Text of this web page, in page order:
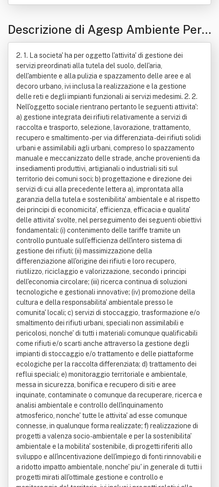
Descrizione di Agesp Ambiente Per I
l Territorio Srl
2. 1. La societa' ha per oggetto l'attivita' di gestione dei
servizi preordinati alla tutela del suolo, dell'aria,
dell'ambiente e alla pulizia e spazzamento delle aree e al
decoro urbano, ivi inclusa la realizzazione e la gestione
delle reti e degli impianti funzionali ai servizi medesimi. 2. 2.
Nell'oggetto sociale rientrano pertanto le seguenti attivita':
a) gestione integrata dei rifiuti relativamente a servizi di
raccolta e trasporto, selezione, lavorazione, trattamento,
recupero e smaltimento - per via differenziata - dei rifiuti solidi
urbani e assimilabili agli urbani, compreso lo spazzamento
manuale e meccanizzato delle strade, anche provenienti da
insediamenti produttivi, artigianali o industriali siti sul
territorio dei comuni soci; b) progettazione e direzione dei
servizi di cui alla precedente lettera a), improntata alla
garanzia della tutela e sostenibilita' ambientale e al rispetto
dei principi di economicita', efficienza, efficacia e qualita'
delle attivita' svolte, nel perseguimento dei seguenti obiettivi
fondamentali: (i) contenimento delle tariffe tramite un
controllo puntuale sull'efficienza dell'intero sistema di
gestione dei rifiuti; (ii) massimizzazione della
differenziazione all'origine dei rifiuti e loro recupero,
riutilizzo, riciclaggio e valorizzazione, secondo i principi
dell'economia circolare; (iii) ricerca continua di soluzioni
tecnologiche e gestionali innovative; (iv) promozione della
cultura e della responsabilita' ambientale presso le
comunita' locali; c) servizi di stoccaggio, trasformazione e/o
smaltimento dei rifiuti urbani, speciali non assimilabili e
pericolosi, nonche' di tutti i materiali comunque qualificabili
come rifiuti e/o scarti anche attraverso la gestione degli
impianti di stoccaggio e/o trattamento e delle piattaforme
ecologiche per la raccolta differenziata; d) trattamento dei
reflui speciali; e) monitoraggio territoriale e ambientale,
messa in sicurezza, bonifica e recupero di siti e aree
inquinate, contaminate o comunque da recuperare, ricerca e
analisi ambientale e controllo dell'inquinamento
atmosferico, nonche' tutte le attivita' ad esse comunque
connesse, in qualunque forma realizzate; f) realizzazione di
progetti a valenza socio-ambientale e per la sostenibilita'
ambientale e la mobilita' sostenibile, di progetti riferiti allo
sviluppo e all'incentivazione dell'impiego di fonti rinnovabili e
a ridotto impatto ambientale, nonche' piu' in generale di tutti i
progetti mirati all'ottimale gestione e controllo e